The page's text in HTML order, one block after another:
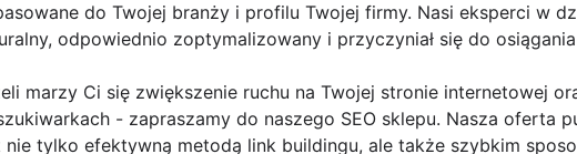
do Twojej branży i profilu Twojej firmy. Nasi eksperci w
odpowiednio zoptymalizowany i przyczyniał się do
marzy Ci się zwiększenie ruchu na Twojej stronie internetowej
- zapraszamy do naszego SEO sklepu. Nasza oferta
nie tylko efektywną metodą link buildingu, ale także szybkim